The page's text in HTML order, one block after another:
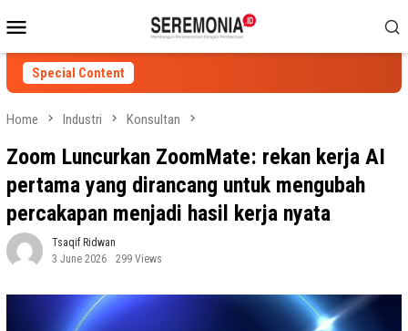
to
contentMenu
Special Content
Home Industri Konsultan
Zoom Luncurkan ZoomMate: rekan kerja AI
pertama yang dirancang untuk mengubah
percakapan menjadi hasil kerja nyata
Tsaqif Ridwan
3 June 2026
299 Views